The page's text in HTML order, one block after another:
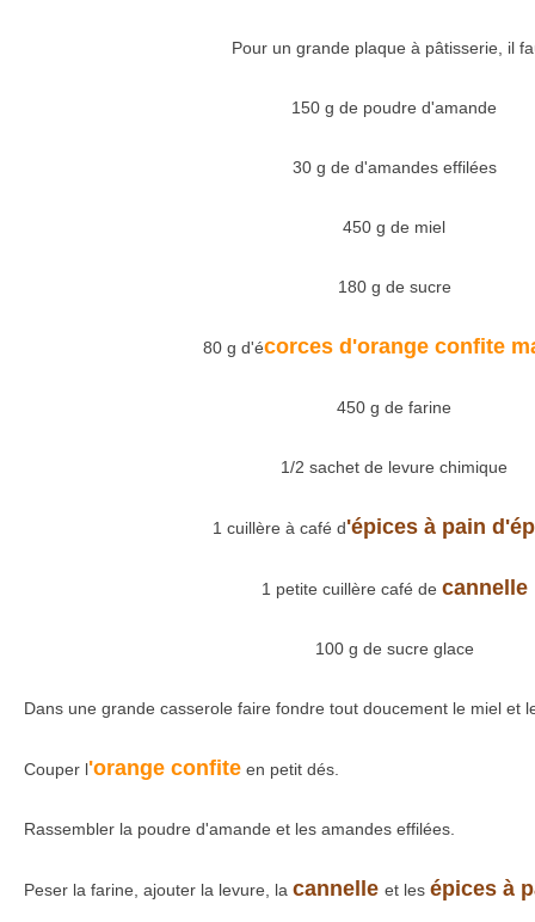
Pour un grande plaque à pâtisserie, il
150 g de poudre d'amande
30 g de d'amandes effilées
450 g de miel
180 g de sucre
80 g d'écorces d'orange confite
450 g de farine
1/2 sachet de levure chimique
1 cuillère à café d'épices à pain
1 petite cuillère café de cannelle
100 g de sucre glace
Dans une grande casserole faire fondre tout doucement le miel et
Couper l'orange confite en petit dés.
Rassembler la poudre d'amande et les amandes effilées.
Peser la farine, ajouter la levure, la cannelle et les épices à